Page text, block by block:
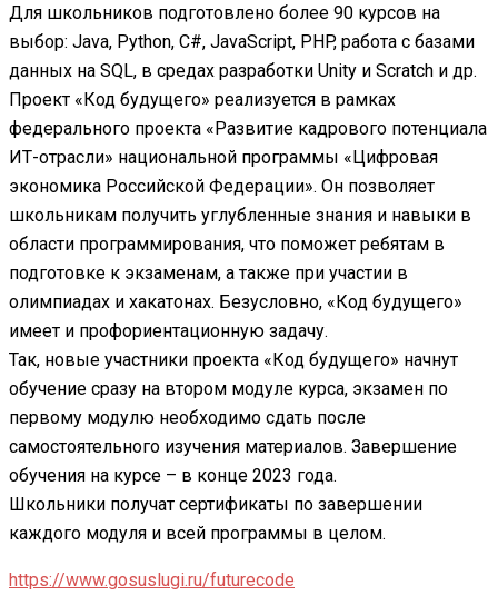
Для школьников подготовлено более 90 курсов на
выбор: Java, Python, C#, JavaScript, PHP, работа с базами
данных на SQL, в средах разработки Unity и Scratch и др.
Проект «Код будущего» реализуется в рамках
федерального проекта «Развитие кадрового потенциала
ИТ-отрасли» национальной программы «Цифровая
экономика Российской Федерации». Он позволяет
школьникам получить углубленные знания и навыки в
области программирования, что поможет ребятам в
подготовке к экзаменам, а также при участии в
олимпиадах и хакатонах. Безусловно, «Код будущего»
имеет и профориентационную задачу.
Так, новые участники проекта «Код будущего» начнут
обучение сразу на втором модуле курса, экзамен по
первому модулю необходимо сдать после
самостоятельного изучения материалов. Завершение
обучения на курсе – в конце 2023 года.
Школьники получат сертификаты по завершении
каждого модуля и всей программы в целом.
https://www.gosuslugi.ru/futurecode